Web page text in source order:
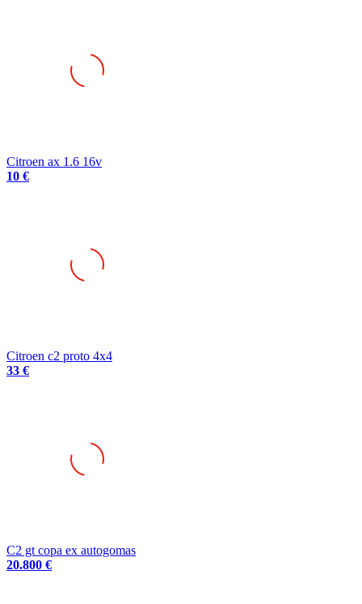
Citroen ax 1.6 16v
10 €
Citroen c2 proto 4x4
33 €
C2 gt copa ex autogomas
20.800 €